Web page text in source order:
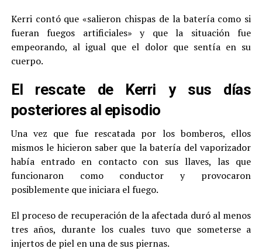
Kerri contó que «salieron chispas de la batería como si
fueran fuegos artificiales» y que la situación fue
empeorando, al igual que el dolor que sentía en su
cuerpo.
El rescate de Kerri y sus días
posteriores al episodio
Una vez que fue rescatada por los bomberos, ellos
mismos le hicieron saber que la batería del vaporizador
había entrado en contacto con sus llaves, las que
funcionaron como conductor y provocaron
posiblemente que iniciara el fuego.
El proceso de recuperación de la afectada duró al menos
tres años, durante los cuales tuvo que someterse a
injertos de piel en una de sus piernas.